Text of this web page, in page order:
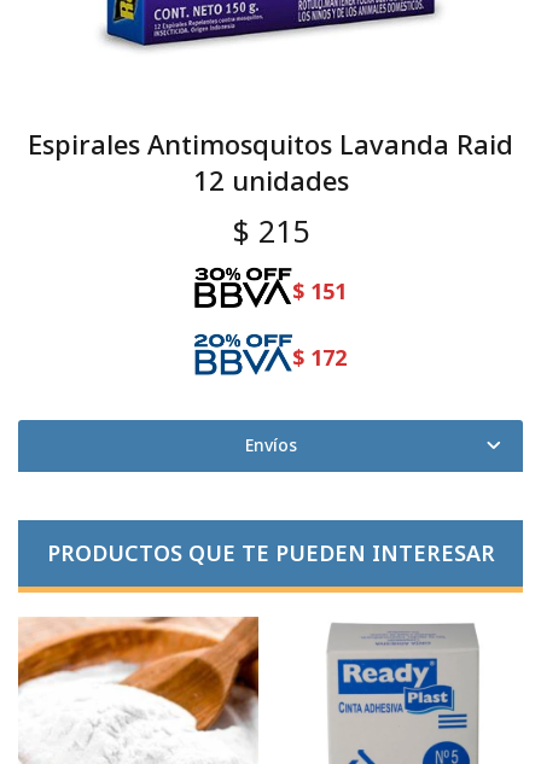
Espirales Antimosquitos Lavanda Raid
12 unidades
$ 215
$ 151
$ 172
Envíos
PRODUCTOS QUE TE PUEDEN INTERESAR